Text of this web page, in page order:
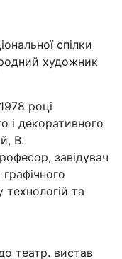
спілки
художник
році
і декоративного
В.
завідувач
технологій та
театр. вистав